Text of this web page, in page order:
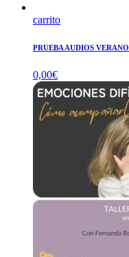
carrito
PRUEBA AUDIOS VERANO
0,00€